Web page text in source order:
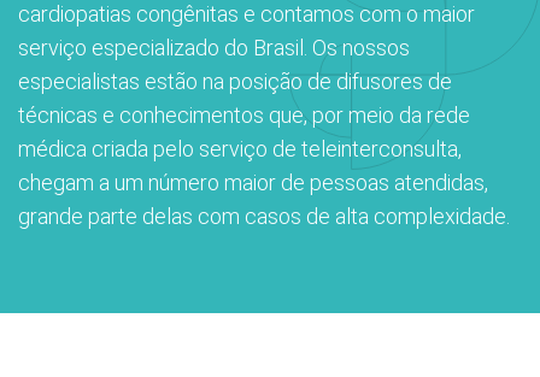
Endereço:
R. Martiniano de Carvalho, 965
CEP: 01323-001 | Bela Vista
São Paulo - SP
Clínica Medicina da Mulher
a BP
Conosco
de Benchmarking
Cirurgia
frequentes
cardiopatias congênitas e contamos com o maior
serviço especializado do Brasil. Os nossos
especialistas estão na posição de difusores de
técnicas e conhecimentos que, por meio da rede
médica criada pelo serviço de teleinterconsulta,
chegam a um número maior de pessoas atendidas,
grande parte delas com casos de alta complexidade.